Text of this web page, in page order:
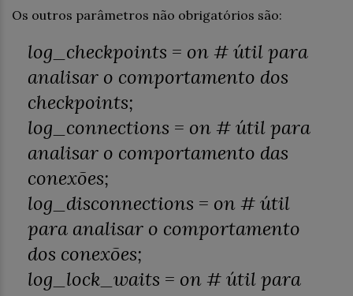
Os outros parâmetros não obrigatórios são:
log_checkpoints = on # útil para
analisar o comportamento dos
checkpoints;
log_connections = on # útil para
analisar o comportamento das
conexões;
log_disconnections = on # útil
para analisar o comportamento
dos conexões;
log_lock_waits = on # útil para